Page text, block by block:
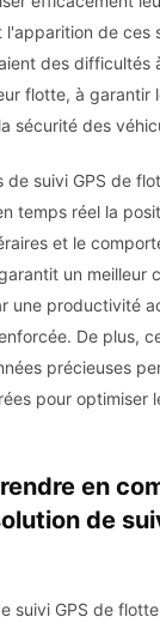
de ces
des difficultés
flotte, à garantir
sécurité des
de suivi GPS de
temps réel la
et le
un meilleur
une productivité
De plus,
précieuses
pour optimiser
en
de
suivi GPS de